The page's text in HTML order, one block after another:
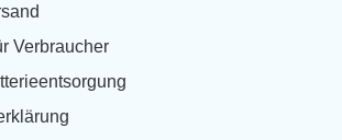
Verbraucher